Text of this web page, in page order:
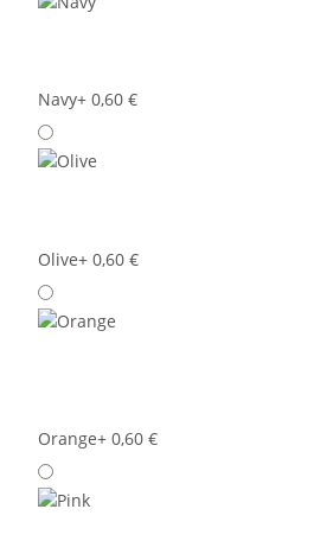
Navy+ 0,60 €
Olive+ 0,60 €
Orange+ 0,60 €